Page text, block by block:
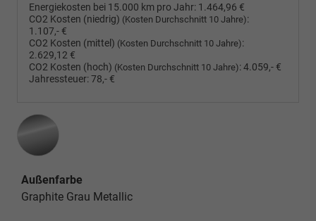
Energiekosten bei 15.000 km pro Jahr: 1.464,96 €
CO2 Kosten (niedrig) (Kosten Durchschnitt 10 Jahre):
1.107,- €
CO2 Kosten (mittel) (Kosten Durchschnitt 10 Jahre):
2.629,12 €
CO2 Kosten (hoch) (Kosten Durchschnitt 10 Jahre):4.059,- €
Jahressteuer:78,- €
Außenfarbe
Graphite Grau Metallic